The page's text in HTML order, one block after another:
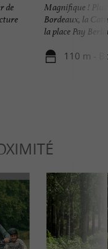
de
Magnifique !
Bordeaux, la
la place Pay
110 m -